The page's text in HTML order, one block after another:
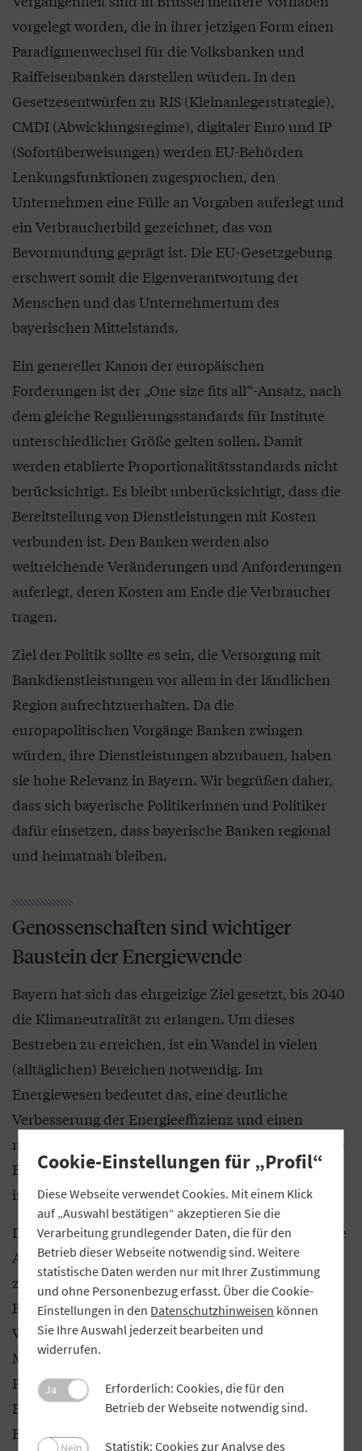
vorgelegt worden, die in ihrer jetzigen Form einen
Paradigmenwechsel für die Volksbanken und
Raiffeisenbanken darstellen würden. In den
Gesetzesentwürfen zu RIS (Kleinanlegerstrategie),
CMDI (Abwicklungsregime), digitaler Euro und IP
(Sofortüberweisungen) werden EU-Behörden
Lenkungsfunktionen zugesprochen, den
Unternehmen eine Fülle an Vorgaben auferlegt und
ein Verbraucherbild gezeichnet, das von
Bevormundung geprägt ist. Die EU-Gesetzgebung
erschwert somit die Eigenverantwortung der
Menschen und das Unternehmertum des
bayerischen Mittelstands.
Ein genereller Kanon der europäischen
Forderungen ist der „One size fits all“-Ansatz, nach
dem gleiche Regulierungsstandards für Institute
unterschiedlicher Größe gelten sollen. Damit
werden etablierte Proportionalitätsstandards nicht
berücksichtigt. Es bleibt unberücksichtigt, dass die
Bereitstellung von Dienstleistungen mit Kosten
verbunden ist. Den Banken werden also
weitreichende Veränderungen und Anforderungen
auferlegt, deren Kosten am Ende die Verbraucher
tragen.
Ziel der Politik sollte es sein, die Versorgung mit
Bankdienstleistungen vor allem in der ländlichen
Region aufrechtzuerhalten. Da die
europapolitischen Vorgänge Banken zwingen
würden, ihre Dienstleistungen abzubauen, haben
sie hohe Relevanz in Bayern. Wir begrüßen daher,
dass sich bayerische Politikerinnen und Politiker
dafür einsetzen, dass bayerische Banken regional
und heimatnah bleiben.
Genossenschaften sind wichtiger
Baustein der Energiewende
Bayern hat sich das ehrgeizige Ziel gesetzt, bis 2040
die Klimaneutralität zu erlangen. Um dieses
Bestreben zu erreichen, ist ein Wandel in vielen
(alltäglichen) Bereichen notwendig. Im
Energiewesen bedeutet das, eine deutliche
Verbesserung der Energieeffizienz und einen
massiven Ausbau Erneuerbarer Energien, damit die
Energieversorgung klimaneutral und gleichzeitig
importunabhängig wird.
Damit der weitere Ausbau gefördert wird, gilt es, die
Akzeptanz für solche Projekte in der Bevölkerung
zu stärken. Die Schlüssel dafür sind
Bürgerbeteiligung und angemessene Verfahren.
Wenn Bürgerinnen und Bürger ein echtes
Mitspracherecht erhalten und auch am Erfolg der
Projekte beteiligt sind, werden die Vorzüge der
Energiewende direkt vermittelt. Echte
Bürgerbeteiligung bedeutet neben der finanziellen
Cookie-Einstellungen für „Profil“
Diese Webseite verwendet Cookies. Mit einem Klick
auf „Auswahl bestätigen“ akzeptieren Sie die
Verarbeitung grundlegender Daten, die für den
Betrieb dieser Webseite notwendig sind. Weitere
statistische Daten werden nur mit Ihrer Zustimmung
und ohne Personenbezug erfasst. Über die Cookie-
Einstellungen in den Datenschutzhinweisen können
Sie Ihre Auswahl jederzeit bearbeiten und
widerrufen.
Ja
Erforderlich: Cookies, die für den
Betrieb der Webseite notwendig sind.
Nein
Statistik: Cookies zur Analyse des